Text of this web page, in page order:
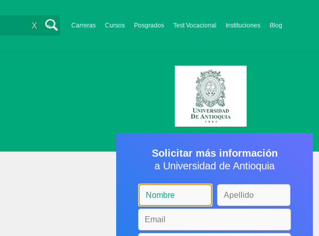
Carreras Cursos Posgrados Test Vocacional Instituciones Blog
X
Solicitar más información
a Universidad de Antioquia